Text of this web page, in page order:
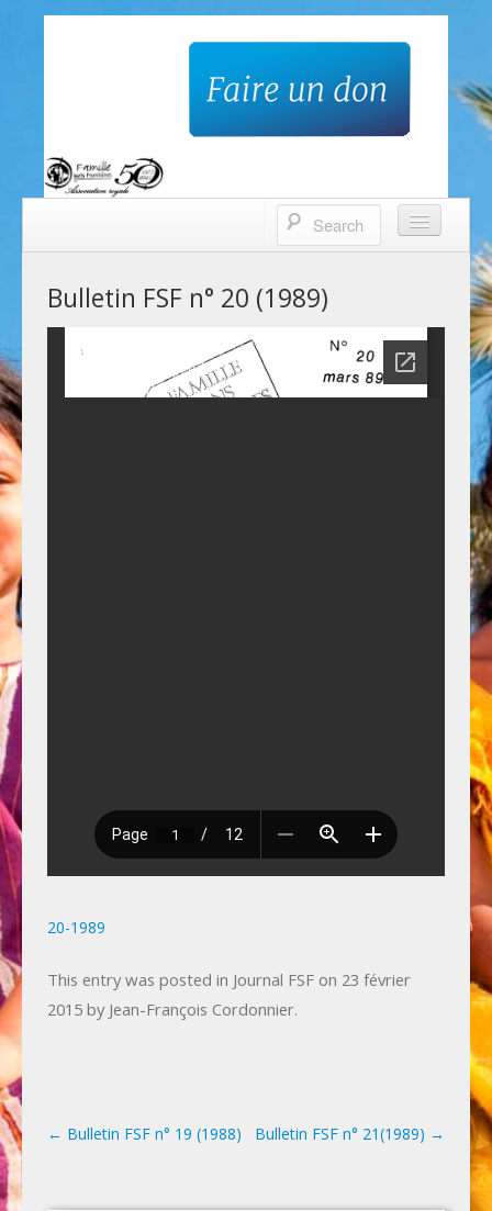
Famille sans frontières
Nos projets
Contacts
Bulletin FSF n° 20 (1989)
20-1989
This entry was posted in Journal FSFon 23 février
2015by Jean-François Cordonnier.
Post navigation
← Bulletin FSF n° 19 (1988) Bulletin FSF n° 21(1989) →